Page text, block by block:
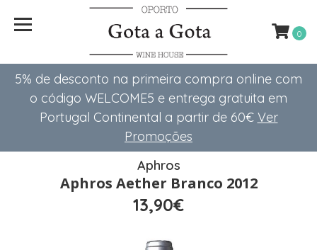
5% de desconto na primeira compra online com
o código WELCOME5 e entrega gratuita em
Portugal Continental a partir de 60€ Ver
Promoções
0
Aphros
Aphros Aether Branco 2012
13,90€